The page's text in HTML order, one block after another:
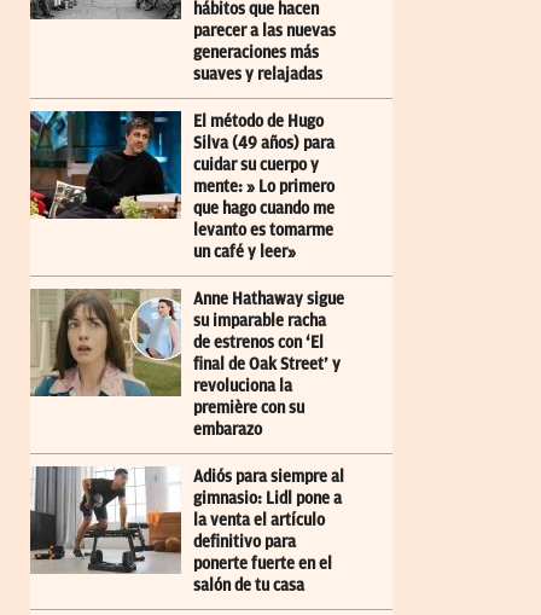
hábitos que hacen
parecer a las nuevas
generaciones más
suaves y relajadas
El método de Hugo
Silva (49 años) para
cuidar su cuerpo y
mente: » Lo primero
que hago cuando me
levanto es tomarme
un café y leer»
Anne Hathaway sigue
su imparable racha
de estrenos con ‘El
final de Oak Street’ y
revoluciona la
première con su
embarazo
Adiós para siempre al
gimnasio: Lidl pone a
la venta el artículo
definitivo para
ponerte fuerte en el
salón de tu casa